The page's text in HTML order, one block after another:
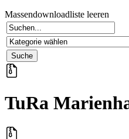
Massendownloadliste leeren
TuRa